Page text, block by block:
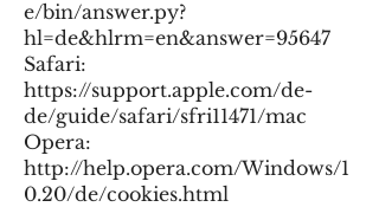
e/bin/answer.py?
hl=de&hlrm=en&answer=95647
Safari:
https://support.apple.com/de-
de/guide/safari/sfri11471/mac
Opera:
http://help.opera.com/Windows/1
0.20/de/cookies.html